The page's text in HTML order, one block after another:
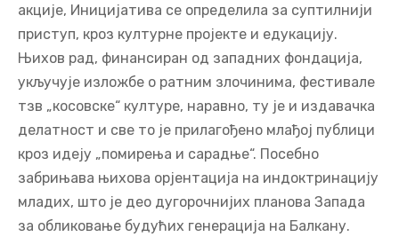
акције, Иницијатива се определила за суптилнији
приступ, кроз културне пројекте и едукацију.
Њихов рад, финансиран од западних фондација,
укључује изложбе о ратним злочинима, фестивале
тзв „косовске“ културе, наравно, ту је и издавачка
делатност и све то је прилагођено млађој публици
кроз идеју „помирења и сарадње“. Посебно
забрињава њихова орјентација на индоктринацију
младих, што је део дугорочнијих планова Запада
за обликовање будућих генерација на Балкану.